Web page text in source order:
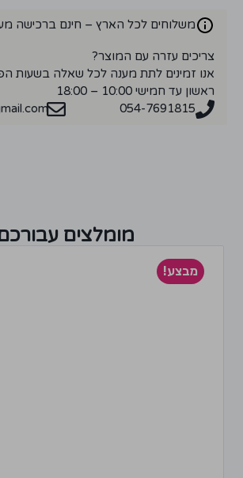
משלוחים לכל הארץ – חינם ברכישה מעל 350
צריכים עזרה עם המוצר?
אנו זמינים לתת מענה לכל שאלה בשעות
ראשון עד חמישי 10:00 – 18:00
054-7691815
מומלצים
מבצע!